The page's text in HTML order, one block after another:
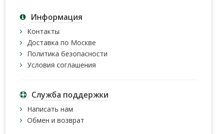
Информация
Контакты
Доставка по Москве
Политика безопасности
Условия соглашения
Служба поддержки
Написать нам
Обмен и возврат